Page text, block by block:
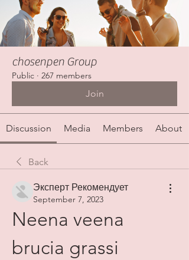
chosenpen Group
Public · 267 members
Join
Discussion Media Members About
Back
Эксперт Рекомендует
September 7, 2023
Neena veena
brucia grassi